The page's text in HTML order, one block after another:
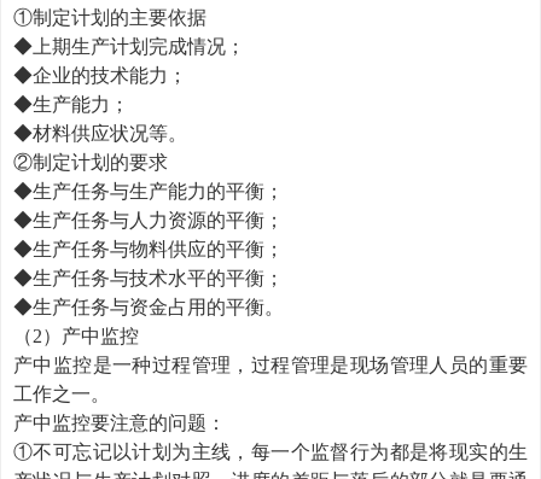
①制定计划的主要依据
◆ 上期生产计划完成情况；
◆企业的技术能力；
◆生产能力；
◆材料供应状况等。
②制定计划的要求
◆生产任务与生产能力的平衡；
◆生产任务与人力资源的平衡；
◆生产任务与物料供应的平衡；
◆生产任务与技术水平的平衡；
◆生产任务与资金占用的平衡。
（2）产中监控
产中监控是一种过程管理，过程管理是现场管理人员的重要
工作之一。
产中监控要注意的问题：
①不可忘记以计划为主线，每一个监督行为都是将现实的生